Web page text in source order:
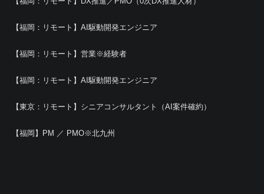
【福岡：リモート】AI駆動開発エンジニア
【福岡：リモート】営業※経験者
【福岡：リモート】AI駆動開発エンジニア
【東京：リモート】シニアコンサルタント（AI案件確約）
【福岡】PM ／ PMO※北九州